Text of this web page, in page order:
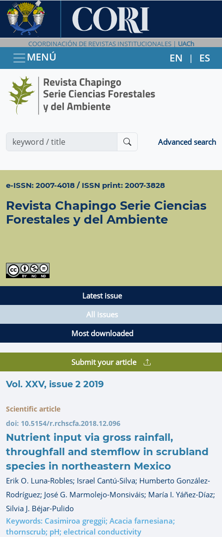
COORDINACIÓN DE REVISTAS INSTITUCIONALES | UACh
MENÚ EN | ES
Advanced search
e-ISSN: 2007-4018 / ISSN print: 2007-3828
Revista Chapingo Serie Ciencias
Forestales y del Ambiente
Latest issue
All issues
Most downloaded
Submit your article
Vol. XXV, issue 2 2019
Scientific article
doi: 10.5154/r.rchscfa.2018.12.096
Nutrient input via gross rainfall,
throughfall and stemflow in scrubland
species in northeastern Mexico
Erik O. Luna-Robles; Israel Cantú-Silva; Humberto González-
Rodríguez; José G. Marmolejo-Monsiváis; María I. Yáñez-Díaz;
Silvia J. Béjar-Pulido
Keywords: Casimiroa greggii; Acacia farnesiana;
thornscrub; pH; electrical conductivity